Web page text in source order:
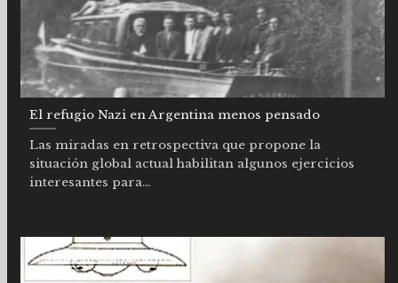
El refugio Nazi en Argentina menos pensado
Las miradas en retrospectiva que propone la
situación global actual habilitan algunos ejercicios
interesantes para...